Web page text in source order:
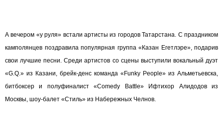
А вечером «у руля» встали артисты из городов Татарстана. С праздником
камполянцев поздравила популярная группа «Казан Егетлэре», подарив
свои лучшие песни. Среди артистов со сцены выступили вокальный дуэт
«G.Q.» из Казани, брейк-денс команда «Funky People» из Альметьевска,
битбоксер и полуфиналист «Comedy Battle» Ифтихор Алидодов из
Москвы, шоу-балет «Стиль» из Набережных Челнов.